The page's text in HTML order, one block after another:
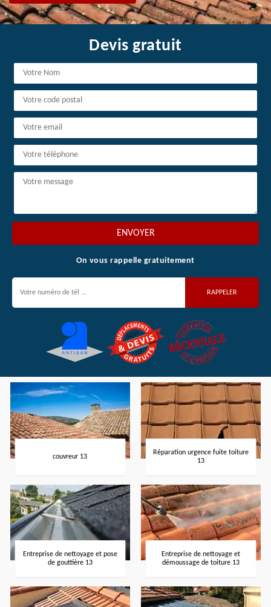
Devis gratuit
On vous rappelle gratuitement
couvreur 13
Réparation urgence fuite toiture
13
Entreprise de nettoyage et pose
de gouttière 13
Entreprise de nettoyage et
démoussage de toiture 13